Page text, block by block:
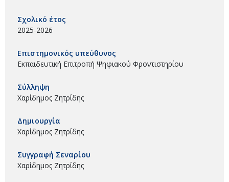
Σχολικό έτος
2025-2026
Επιστημονικός υπεύθυνος
Εκπαιδευτική Επιτροπή Ψηφιακού Φροντιστηρίου
Σύλληψη
Χαρίδημος Ζητρίδης
Δημιουργία
Χαρίδημος Ζητρίδης
Συγγραφή Σεναρίου
Χαρίδημος Ζητρίδης